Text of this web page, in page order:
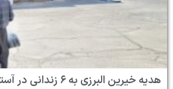
هدیه خیرین البرزی به ۶ زندانی در آستانه اربعین